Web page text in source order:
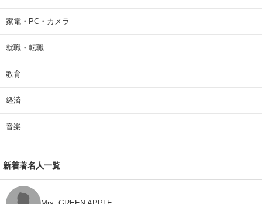
家電・PC・カメラ
就職・転職
教育
経済
音楽
新着著名人一覧